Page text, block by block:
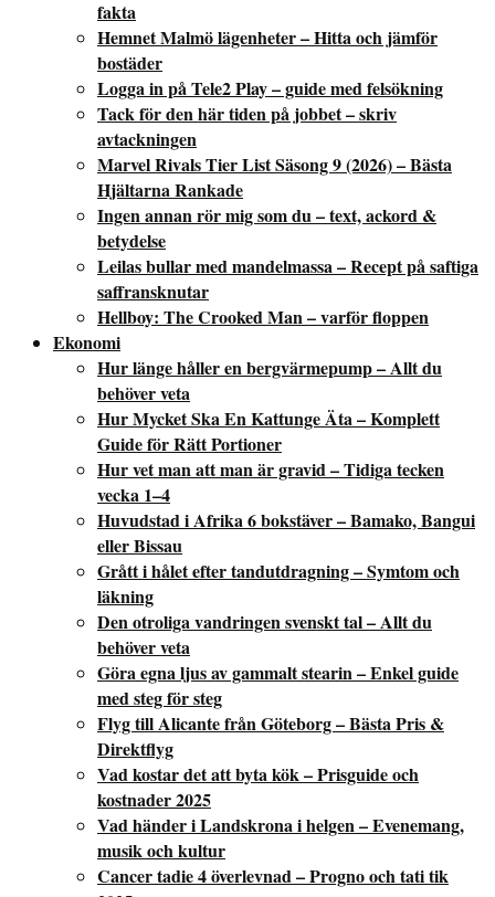
fakta
Hemnet Malmö lägenheter – Hitta och jämför
bostäder
Logga in på Tele2 Play – guide med felsökning
Tack för den här tiden på jobbet – skriv
avtackningen
Marvel Rivals Tier List Säsong 9 (2026) – Bästa
Hjältarna Rankade
Ingen annan rör mig som du – text, ackord &
betydelse
Leilas bullar med mandelmassa – Recept på saftiga
saffransknutar
Hellboy: The Crooked Man – varför floppen
Ekonomi
Hur länge håller en bergvärmepump – Allt du
behöver veta
Hur Mycket Ska En Kattunge Äta – Komplett
Guide för Rätt Portioner
Hur vet man att man är gravid – Tidiga tecken
vecka 1–4
Huvudstad i Afrika 6 bokstäver – Bamako, Bangui
eller Bissau
Grått i hålet efter tandutdragning – Symtom och
läkning
Den otroliga vandringen svenskt tal – Allt du
behöver veta
Göra egna ljus av gammalt stearin – Enkel guide
med steg för steg
Flyg till Alicante från Göteborg – Bästa Pris &
Direktflyg
Vad kostar det att byta kök – Prisguide och
kostnader 2025
Vad händer i Landskrona i helgen – Evenemang,
musik och kultur
Cancer tadie 4 överlevnad – Progno och tati tik